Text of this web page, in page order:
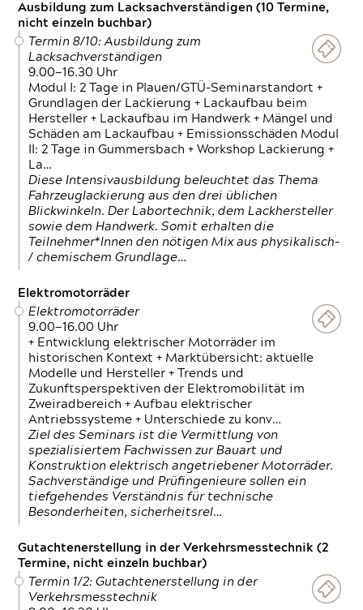
Ausbildung zum Lacksachverständigen (10 Termine,
nicht einzeln buchbar)
Termin 8/10: Ausbildung zum
Lacksachverständigen
9.00—16.30 Uhr
Modul I: 2 Tage in Plauen/GTÜ-Seminarstandort +
Grundlagen der Lackierung + Lackaufbau beim
Hersteller + Lackaufbau im Handwerk + Mängel und
Schäden am Lackaufbau + Emissionsschäden Modul
II: 2 Tage in Gummersbach + Workshop Lackierung +
La…
Diese Intensivausbildung beleuchtet das Thema
Fahrzeuglackierung aus den drei üblichen
Blickwinkeln. Der Labortechnik, dem Lackhersteller
sowie dem Handwerk. Somit erhalten die
Teilnehmer*Innen den nötigen Mix aus physikalisch-
/ chemischem Grundlage…
Elektromotorräder
Elektromotorräder
9.00—16.00 Uhr
+ Entwicklung elektrischer Motorräder im
historischen Kontext + Marktübersicht: aktuelle
Modelle und Hersteller + Trends und
Zukunftsperspektiven der Elektromobilität im
Zweiradbereich + Aufbau elektrischer
Antriebssysteme + Unterschiede zu konv…
Ziel des Seminars ist die Vermittlung von
spezialisiertem Fachwissen zur Bauart und
Konstruktion elektrisch angetriebener Motorräder.
Sachverständige und Prüfingenieure sollen ein
tiefgehendes Verständnis für technische
Besonderheiten, sicherheitsrel…
Gutachtenerstellung in der Verkehrsmesstechnik (2
Termine, nicht einzeln buchbar)
Termin 1/2: Gutachtenerstellung in der
Verkehrsmesstechnik